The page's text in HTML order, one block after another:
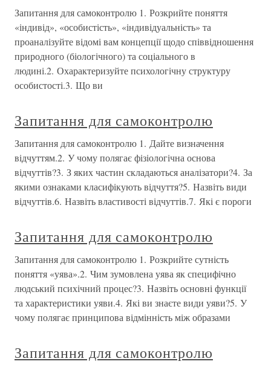
Запитання для самоконтролю 1. Розкрийте поняття
«індивід», «особистість», «індивідуальність» та
проаналізуйте відомі вам концепції щодо співвідношення
природного (біологічного) та соціального в
людині.2. Охарактеризуйте психологічну структуру
особистості.3. Що ви
Запитання для самоконтролю
Запитання для самоконтролю 1. Дайте визначення
відчуттям.2. У чому полягає фізіологічна основа
відчуттів?3. З яких частин складаються аналізатори?4. За
якими ознаками класифікують відчуття?5. Назвіть види
відчуттів.6. Назвіть властивості відчуттів.7. Які є пороги
Запитання для самоконтролю
Запитання для самоконтролю 1. Розкрийте сутність
поняття «уява».2. Чим зумовлена уява як специфічно
людський психічний процес?3. Назвіть основні функції
та характеристики уяви.4. Які ви знаєте види уяви?5. У
чому полягає принципова відмінність між образами
Запитання для самоконтролю